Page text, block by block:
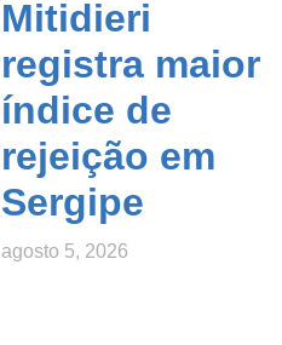
Mitidieri
registra maior
índice de
rejeição em
Sergipe
agosto 5, 2026